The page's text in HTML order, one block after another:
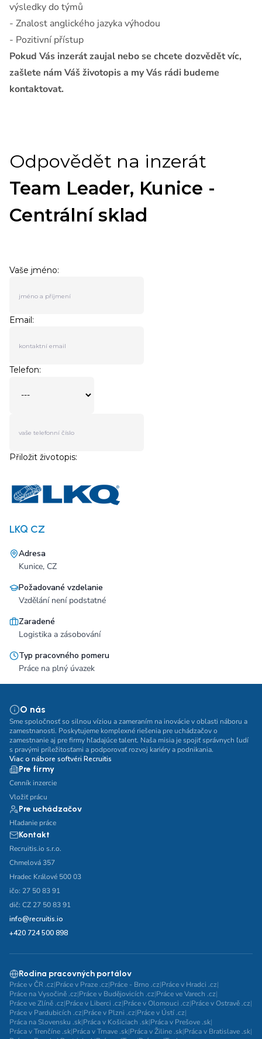
výsledky do týmů
- Znalost anglického jazyka výhodou
- Pozitivní přístup
Pokud Vás inzerát zaujal nebo se chcete dozvědět víc,
zašlete nám Váš životopis a my Vás rádi budeme
kontaktovat.
LKQ CZ
Adresa
Kunice, CZ
Požadované vzdelanie
Vzdělání není podstatné
Zaradené
Logistika a zásobování
Typ pracovného pomeru
Práce na plný úvazek
O nás
Sme spoločnosť so silnou víziou a zameraním na inovácie v oblasti náboru a
zamestnanosti. Poskytujeme komplexné riešenia pre uchádzačov o
zamestnanie aj pre firmy hľadajúce talent. Naša misia je spojiť správnych ľudí
s pravými príležitosťami a podporovať rozvoj kariéry a podnikania.
Viac o nábore softvéri Recruitis
Pre firmy
Cenník inzercie
Vložiť prácu
Pre uchádzačov
Hľadanie práce
Kontakt
Recruitis.io s.r.o.
Chmelová 357
Hradec Králové 500 03
ičo: 27 50 83 91
dič: CZ 27 50 83 91
info@recruitis.io
+420 724 500 898
Rodina pracovných portálov
Práce v ČR .cz|Práce v Praze .cz|Práce - Brno .cz|Práce v Hradci .cz|
Práce na Vysočině .cz|Práce v Budějovicích .cz|Práce ve Varech .cz|
Práce ve Zlíně .cz|Práce v Liberci .cz|Práce v Olomouci .cz|Práce v Ostravě .cz|
Práce v Pardubicích .cz|Práce v Plzni .cz|Práce v Ústí .cz|
Práca na Slovensku .sk|Práca v Košiciach .sk|Práca v Prešove .sk|
Práca v Trenčíne .sk|Práca v Trnave .sk|Práca v Žiline .sk|Práca v Bratislave .sk|